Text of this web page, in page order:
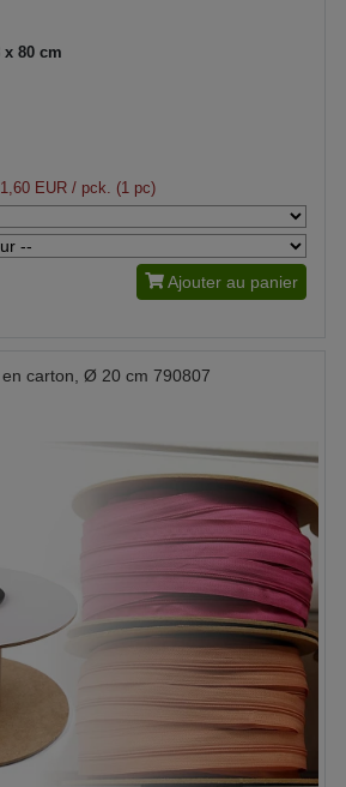
x 80 cm
1,60 EUR / pck. (1 pc)
Ajouter au panier
en carton, Ø 20 cm 790807